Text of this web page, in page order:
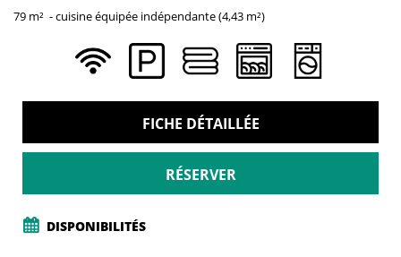
79 m² cuisine équipée indépendante(4,43 m²)
FICHE DÉTAILLÉE
RÉSERVER
DISPONIBILITÉS